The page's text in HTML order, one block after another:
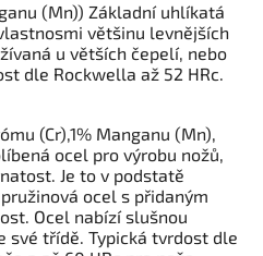
(Mn)) Základní uhlíkatá
většinu levnějších
u větších čepelí, nebo
dle Rockwella až 52 HRc.
(Cr),1% Manganu (Mn),
ocel pro výrobu nožů,
Je to v podstatě
ocel s přidaným
Ocel nabízí slušnou
své třídě. Typická tvrdost dle